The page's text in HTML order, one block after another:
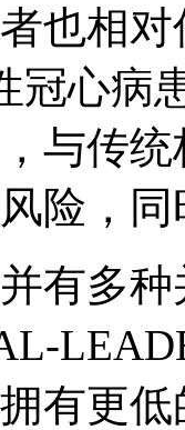
也相
冠心病
与传
险，
有多
有更